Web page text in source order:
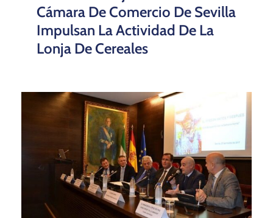
Cámara De Comercio De Sevilla
Impulsan La Actividad De La
Lonja De Cereales